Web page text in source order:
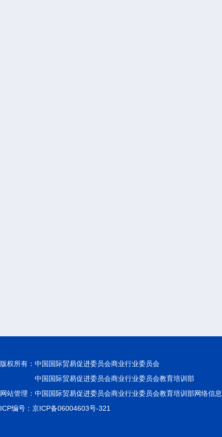
版权所有： 中国国际贸易促进委员会商业行业委员会
中国国际贸易促进委员会商业行业委员会教育培训部
网站管理：中国国际贸易促进委员会商业行业委员会教育培训部网络信
ICP编号：京ICP备06004603号-321